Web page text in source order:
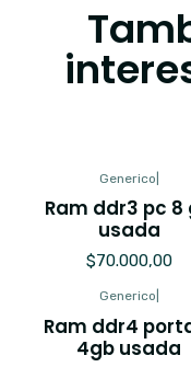
Generico
Ram ddr3 pc 8
usada
$70.000,00
Generico
Ram ddr4
4gb usada